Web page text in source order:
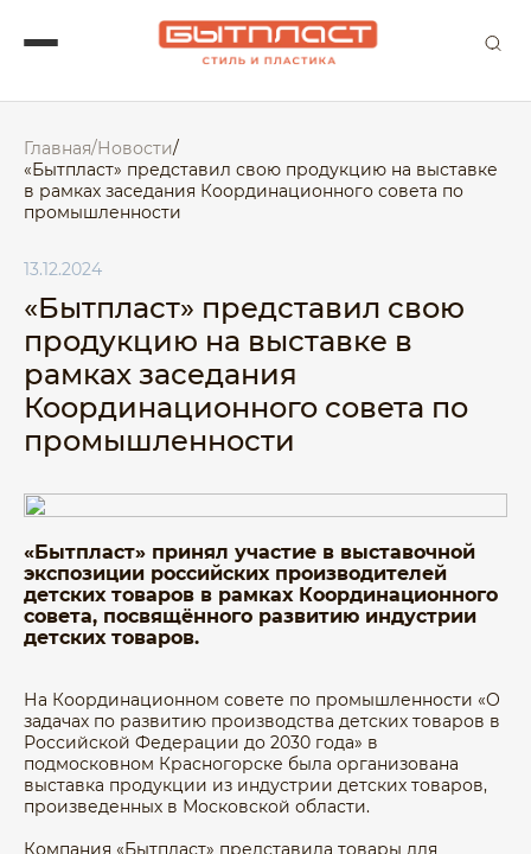
Главная/Новости/
«Бытпласт» представил свою продукцию на выставке
в рамках заседания Координационного совета по
промышленности
13.12.2024
«Бытпласт» представил свою
продукцию на выставке в
рамках заседания
Координационного совета по
промышленности
«Бытпласт» принял участие в выставочной
экспозиции российских производителей
детских товаров в рамках Координационного
совета, посвящённого развитию индустрии
детских товаров.
На Координационном совете по промышленности «О
задачах по развитию производства детских товаров в
Российской Федерации до 2030 года» в
подмосковном Красногорске была организована
выставка продукции из индустрии детских товаров,
произведенных в Московской области.
Компания «Бытпласт» представила товары для